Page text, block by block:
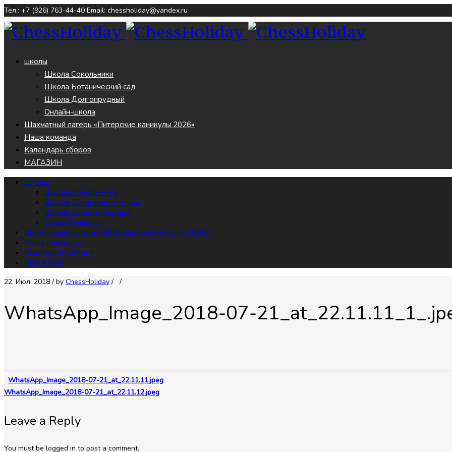
Тел.: +7 (926) 763-44-40 Email: chessholiday@yandex.ru
школы
Школа Сокольники
Школа Ботанический сад
Школа Долгопрудный
Онлайн-школа
Шахматный лагерь «Питерские каникулы 2026»
Наша команда
Календарь сборов
МАГАЗИН
школы
Школа Сокольники
Школа Ботанический сад
Школа Долгопрудный
Онлайн-школа
Шахматный лагерь «Питерские каникулы 2026»
Наша команда
Календарь сборов
МАГАЗИН
22. Июл. 2018 / by СhessHoliday / /
WhatsApp_Image_2018-07-
WhatsApp_Image_2018-07-21_at_22.11.11.jpeg
WhatsApp_Image_2018-07-21_at_22.11.12.jpeg
Leave a Reply
You must be logged in to post a comment.